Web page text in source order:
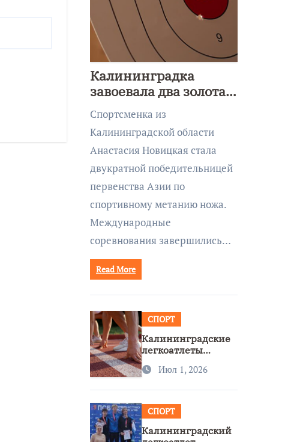
Калининградка
завоевала два золота
первенства Азии по
метанию ножа
Спортсменка из
Калининградской области
Анастасия Новицкая стала
двукратной победительницей
первенства Азии по
спортивному метанию ножа.
Международные
соревнования завершились…
Read More
СПОРТ
Калининградские
легкоатлеты
бронзы на
Июл 1, 2026
СПОРТ
Калининградский